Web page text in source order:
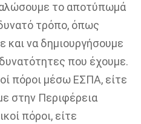
το αποτύπωμά
τρόπο, όπως
και να δημιουργήσουμε
που έχουμε.
πόροι μέσω ΕΣΠΑ, είτε
στην Περιφέρεια
πόροι, είτε